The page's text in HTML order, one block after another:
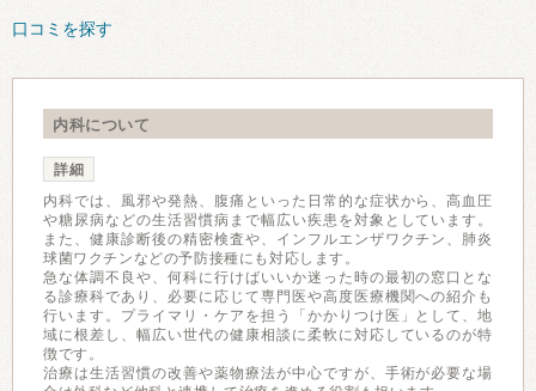
口コミを探す
内科について
詳細
内科では、風邪や発熱、腹痛といった日常的な症状から、高血圧
や糖尿病などの生活習慣病まで幅広い疾患を対象としています。
また、健康診断後の精密検査や、インフルエンザワクチン、肺炎
球菌ワクチンなどの予防接種にも対応します。
急な体調不良や、何科に行けばいいか迷った時の最初の窓口とな
る診療科であり、必要に応じて専門医や高度医療機関への紹介も
行います。プライマリ・ケアを担う「かかりつけ医」として、地
域に根差し、幅広い世代の健康相談に柔軟に対応しているのが特
徴です。
治療は生活習慣の改善や薬物療法が中心ですが、手術が必要な場